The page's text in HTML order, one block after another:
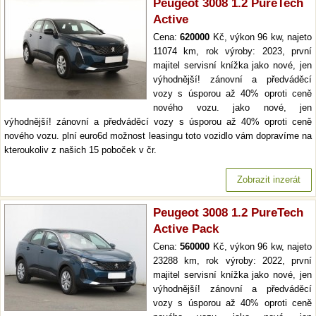
Peugeot 3008 1.2 PureTech
Active
Cena:620000 Kč, výkon 96 kw, najeto
11074 km, rok výroby: 2023, první
majitel servisní knížka jako nové, jen
výhodnější! zánovní a předváděcí
vozy s úsporou až 40% oproti ceně
nového vozu. jako nové, jen
výhodnější! zánovní a předváděcí vozy s úsporou až 40% oproti ceně
nového vozu. plní euro6d možnost leasingu toto vozidlo vám dopravíme na
kteroukoliv z našich 15 poboček v čr.
Zobrazit inzerát
Peugeot 3008 1.2 PureTech
Active Pack
Cena:560000 Kč, výkon 96 kw, najeto
23288 km, rok výroby: 2022, první
majitel servisní knížka jako nové, jen
výhodnější! zánovní a předváděcí
vozy s úsporou až 40% oproti ceně